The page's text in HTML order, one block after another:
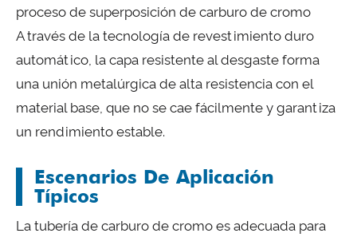
proceso de superposición de carburo de cromo
A través de la tecnología de revestimiento duro
automático, la capa resistente al desgaste forma
una unión metalúrgica de alta resistencia con el
material base, que no se cae fácilmente y garantiza
un rendimiento estable.
Escenarios De Aplicación
Típicos
La tubería de carburo de cromo es adecuada para